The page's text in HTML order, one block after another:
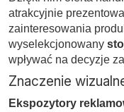
atrakcyjnie
zainteresowania
wyselekcjonowany
wpływać na decyzje
Znaczenie
Ekspozytory